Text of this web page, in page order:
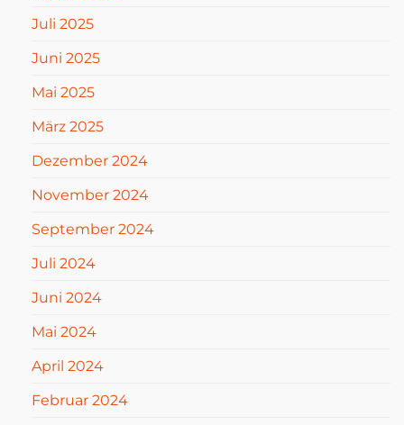
Juli 2025
Juni 2025
Mai 2025
März 2025
Dezember 2024
November 2024
September 2024
Juli 2024
Juni 2024
Mai 2024
April 2024
Februar 2024